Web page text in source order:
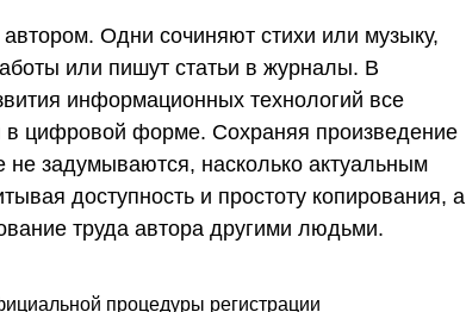
Одни сочиняют стихи или музыку,
или пишут статьи в журналы. В
информационных технологий все
цифровой форме. Сохраняя произведение
задумываются, насколько актуальным
доступность и простоту копирования, а
труда автора другими людьми.
процедуры регистрации